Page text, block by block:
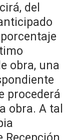
del
obra, una
procederá
obra. A tal